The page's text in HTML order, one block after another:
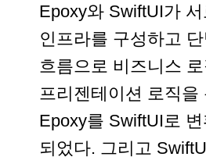
Epoxy와 SwiftUI가
인프라를 구성하고
흐름으로 비즈니스
프리젠테이션 로직을
Epoxy를 SwiftUI로
되었다. 그리고